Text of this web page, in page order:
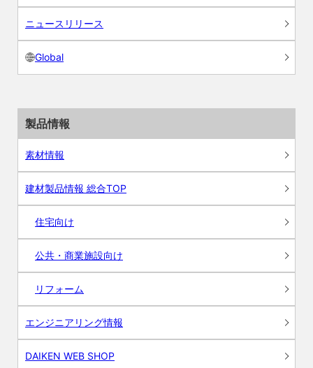
ニュースリリース
Global
製品情報
素材情報
建材製品情報 総合TOP
住宅向け
公共・商業施設向け
リフォーム
エンジニアリング情報
DAIKEN WEB SHOP